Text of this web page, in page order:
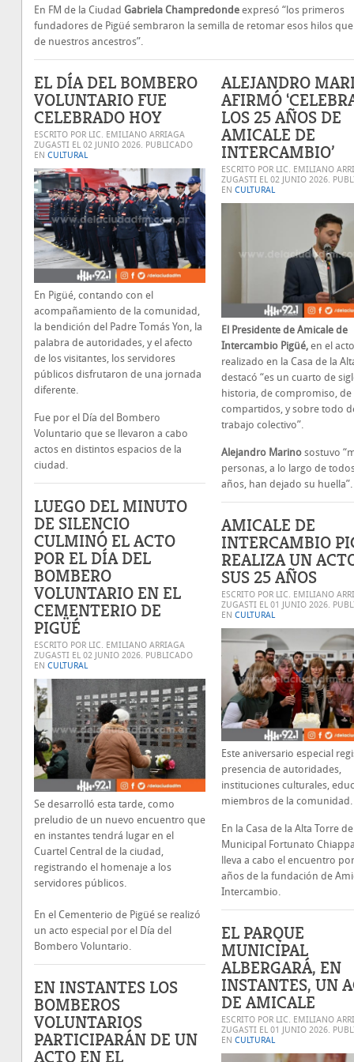
En FM de la Ciudad Gabriela Champredonde expresó “los primeros
fundadores de Pigüé sembraron la semilla de retomar esos hilos
de nuestros ancestros”.
EL DÍA DEL BOMBERO
VOLUNTARIO FUE
CELEBRADO HOY
ESCRITO POR LIC. EMILIANO ARRIAGA
ZUGASTI EL 02 JUNIO 2026. PUBLICADO
EN CULTURAL
En Pigüé, contando con el
acompañamiento de la comunidad,
la bendición del Padre Tomás Yon, la
palabra de autoridades, y el afecto
de los visitantes, los servidores
públicos disfrutaron de una jornada
diferente.
Fue por el Día del Bombero
Voluntario que se llevaron a cabo
actos en distintos espacios de la
ciudad.
LUEGO DEL MINUTO
DE SILENCIO
CULMINÓ EL ACTO
POR EL DÍA DEL
BOMBERO
VOLUNTARIO EN EL
CEMENTERIO DE
PIGÜÉ
ESCRITO POR LIC. EMILIANO ARRIAGA
ZUGASTI EL 02 JUNIO 2026. PUBLICADO
EN CULTURAL
Se desarrolló esta tarde, como
preludio de un nuevo encuentro que
en instantes tendrá lugar en el
Cuartel Central de la ciudad,
registrando el homenaje a los
servidores públicos.
En el Cementerio de Pigüé se realizó
un acto especial por el Día del
Bombero Voluntario.
EN INSTANTES LOS
BOMBEROS
VOLUNTARIOS
PARTICIPARÁN DE UN
ACTO EN EL
ALEJANDRO
AFIRMÓ
LOS 25 AÑOS DE
AMICALE DE
INTERCAMBIO’
ESCRITO POR LIC. EMILIANO
ZUGASTI EL 02 JUNIO 2026.
EN CULTURAL
El Presidente de Amicale de
Intercambio Pigüé, en el acto
realizado en la Casa de la
destacó “es un cuarto de
historia, de compromiso, de
compartidos, y sobre todo
trabajo colectivo”.
Alejandro Marino sostuvo
personas, a lo largo de
años, han dejado su huella”.
AMICALE DE
INTERCAMBIO
REALIZA UN
SUS 25 AÑOS
ESCRITO POR LIC. EMILIANO
ZUGASTI EL 01 JUNIO 2026.
EN CULTURAL
Este aniversario especial
presencia de autoridades,
instituciones culturales,
miembros de la comunidad.
En la Casa de la Alta Torre
Municipal Fortunato
lleva a cabo el encuentro
años de la fundación de
Intercambio.
EL PARQUE
MUNICIPAL
ALBERGARÁ, EN
INSTANTES, UN
DE AMICALE
ESCRITO POR LIC. EMILIANO
ZUGASTI EL 01 JUNIO 2026.
EN CULTURAL